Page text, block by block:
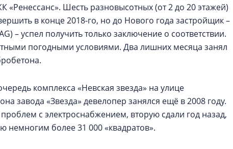
«Ренессанс». Шесть разновысотных (от 2 до 20 этажей)
в конце 2018-го, но до Нового года застройщик –
– успел получить только заключение о соответствии.
погодными условиями. Два лишних месяца занял
комплекса «Невская звезда» на улице
завода «Звезда» девелопер занялся ещё в 2008 году.
с электроснабжением, вторую сдали год назад,
немногим более 31 000 «квадратов».